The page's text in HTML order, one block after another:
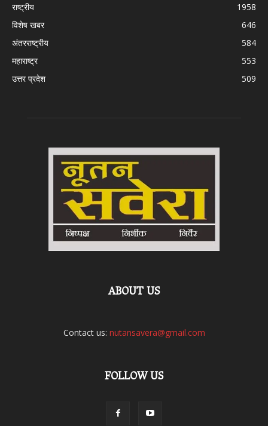
राष्ट्रीय
1958
विशेष खबर
646
अंतरराष्ट्रीय
584
महाराष्ट्र
553
उत्तर प्रदेश
509
ABOUT US
Contact us: nutansavera@gmail.com
FOLLOW US